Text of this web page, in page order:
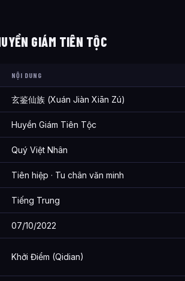
(Đâu) GIÁM TIÊN TỘC
NỘI DUNG
玄鉴仙族 (Xuán Jiàn Xiān Zú)
Huyền Giám Tiên Tộc
Quý Việt Nhân
Tiên hiệp · Tu chân văn minh
Tiếng Trung
07/10/2022
Khởi Điểm (Qidian)